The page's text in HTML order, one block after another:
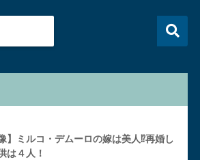
像】ミルコ・デムーロの嫁は美人⁉︎再婚し
は４人！